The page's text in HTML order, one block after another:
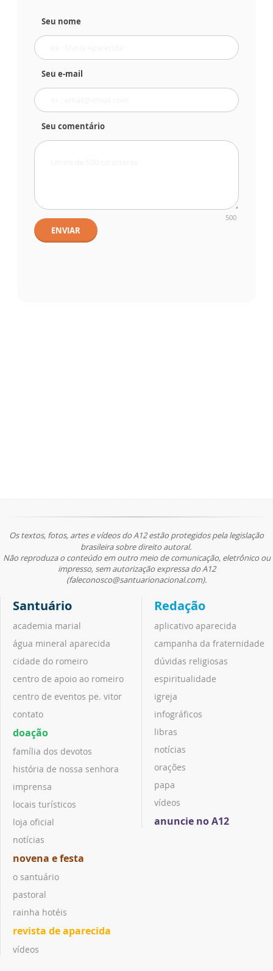
Seu nome
Seu e-mail
Seu comentário
500
ENVIAR
Os textos, fotos, artes e vídeos do A12 estão protegidos pela legislação
brasileira sobre direito autoral.
Não reproduza o conteúdo em outro meio de comunicação, eletrônico ou
impresso, sem autorização expressa do A12
(faleconosco@santuarionacional.com).
Santuário
academia marial
água mineral aparecida
cidade do romeiro
centro de apoio ao romeiro
centro de eventos pe. vitor
contato
doação
família dos devotos
história de nossa senhora
imprensa
locais turísticos
loja oficial
notícias
novena e festa
o santuário
pastoral
rainha hotéis
revista de aparecida
vídeos
Redação
aplicativo aparecida
campanha da fraternidade
dúvidas religiosas
espiritualidade
igreja
infográficos
libras
notícias
orações
papa
vídeos
anuncie no A12